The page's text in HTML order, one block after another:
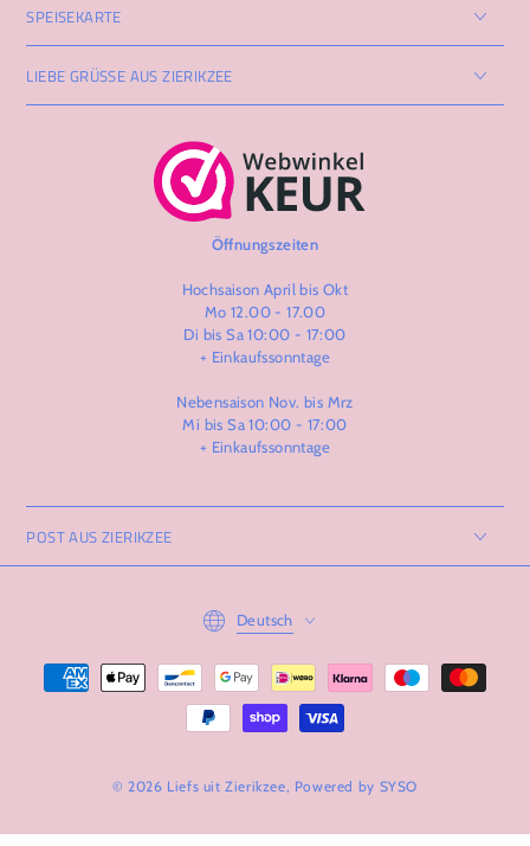
SPEISEKARTE
LIEBE GRÜSSE AUS ZIERIKZEE
Öffnungszeiten
Hochsaison April bis Okt
Mo 12.00 - 17.00
Di bis Sa 10:00 - 17:00
+ Einkaufssonntage
Nebensaison Nov. bis Mrz
Mi bis Sa 10:00 - 17:00
+ Einkaufssonntage
POST AUS ZIERIKZEE
© 2026 Liefs uit Zierikzee, Powered by SYSO
Language
Deutsch
Zahlungsmöglichkeiten